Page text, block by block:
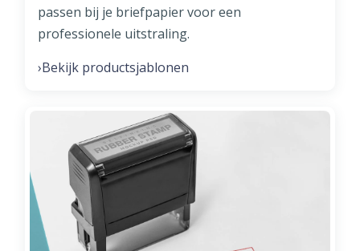
passen bij je briefpapier voor een
professionele uitstraling.
›Bekijk productsjablonen